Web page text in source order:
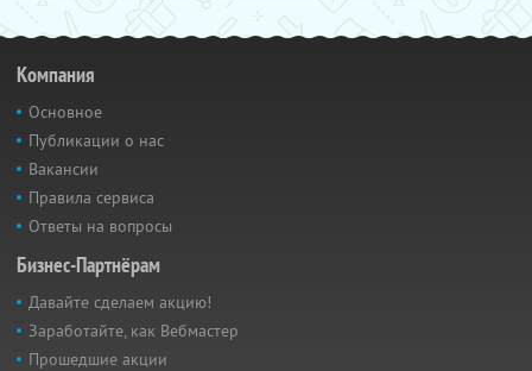
Компания
Основное
Публикации о нас
Вакансии
Правила сервиса
Ответы на вопросы
Бизнес-Партнёрам
Давайте сделаем акцию!
Заработайте, как Вебмастер
Прошедшие акции